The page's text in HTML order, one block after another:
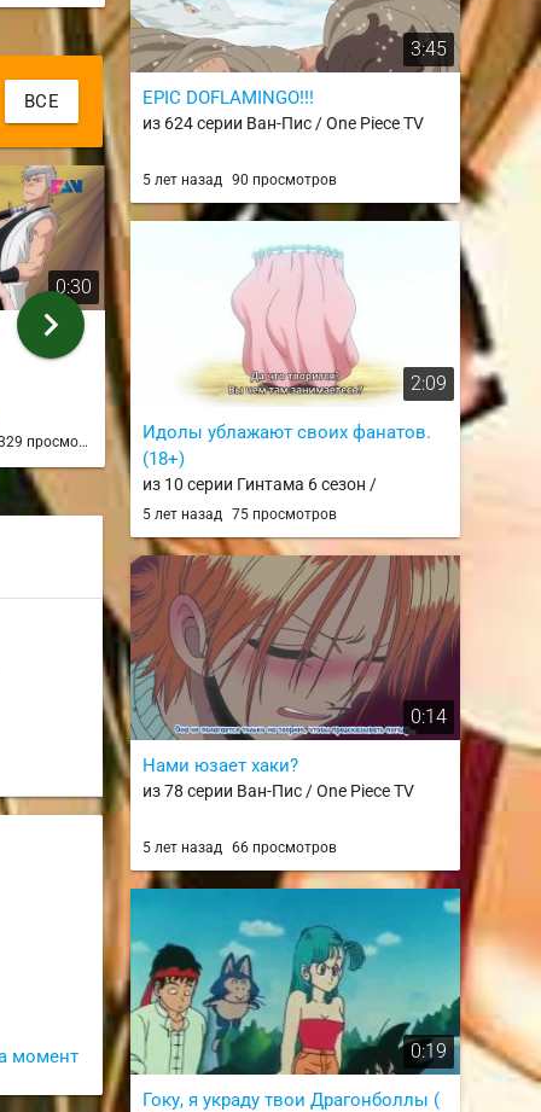
ВСЕ
0:30
просмотров
0:08
из 167 серии
вы обе ему
из 116 серии
Arknazi
chevron_right
момент
3:45
EPIC DOFLAMINGO!!!
из 624 серии Ван-Пис / One Piece TV
5 лет назад 90 просмотров
2:09
Идолы ублажают своих фанатов.
(18+)
из 10 серии Гинтама 6 сезон /
Gintama. Porori-hen
5 лет назад 75 просмотров
0:14
Нами юзает хаки?
из 78 серии Ван-Пис / One Piece TV
5 лет назад 66 просмотров
0:19
Гоку, я украду твои Драгонболлы (